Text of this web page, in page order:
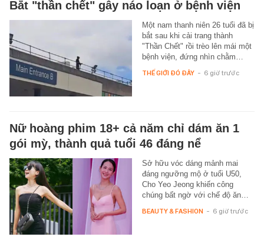
Bắt "thần chết" gây náo loạn ở bệnh viện
Một nam thanh niên 26 tuổi đã bị
bắt sau khi cải trang thành
"Thần Chết" rồi trèo lên mái một
bệnh viện, đứng nhìn chằm…
THẾ GIỚI ĐÓ ĐÂY - 6 giờ trước
Nữ hoàng phim 18+ cả năm chỉ dám ăn 1
gói mỳ, thành quả tuổi 46 đáng nể
Sở hữu vóc dáng mảnh mai
đáng ngưỡng mộ ở tuổi U50,
Cho Yeo Jeong khiến công
chúng bất ngờ với chế độ ăn…
BEAUTY & FASHION - 6 giờ trước